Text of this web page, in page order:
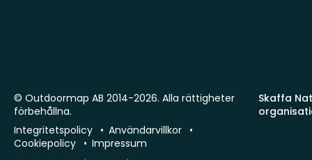
Skaffa
© Outdoormap AB 2014-2026. Alla rättigheter
förbehållna.
Integritetspolicy
Användarvillkor
Cookiepolicy
Impressum